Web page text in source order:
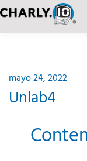
mayo 24, 2022
Unlab4